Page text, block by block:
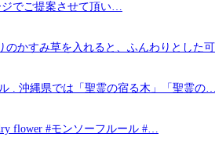
ジでご提案させて頂い…
のかすみ草を入れると、ふんわりとした
. 沖縄県では「聖霊の宿る木」「聖霊の…
flower #モンソーフルール #…